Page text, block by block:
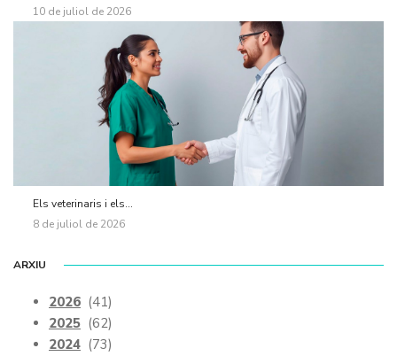
10 de juliol de 2026
Els veterinaris i els...
8 de juliol de 2026
ARXIU
2026 (41)
2025 (62)
2024 (73)